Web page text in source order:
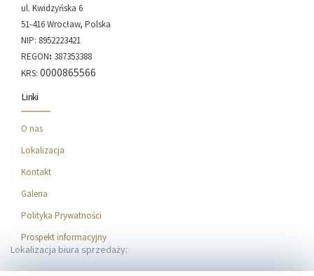
ul. Kwidzyńska 6
51-416 Wrocław, Polska
NIP: 8952223421
REGON: 387353388
KRS: 0000865566
Linki
O nas
Lokalizacja
Kontakt
Galeria
Polityka Prywatności
Prospekt informacyjny
Lokalizacja biura sprzedaży: